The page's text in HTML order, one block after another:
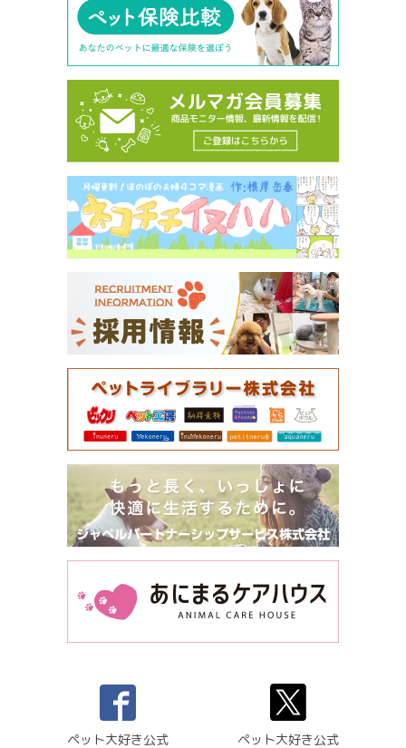
ペット大好き公式 ペット大好き公式